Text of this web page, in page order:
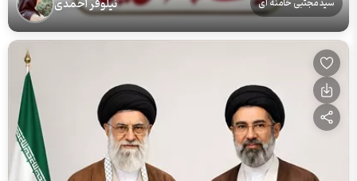
نیلوفر احمدی